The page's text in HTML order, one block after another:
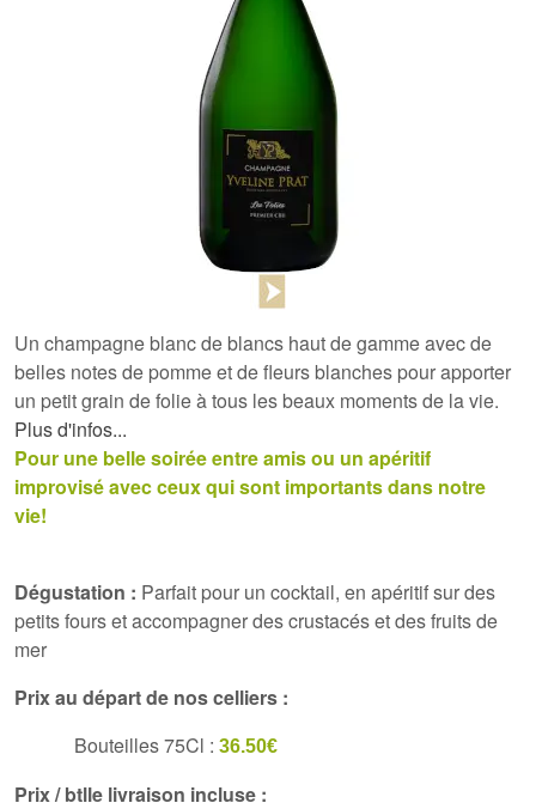
Un champagne blanc de blancs haut de gamme avec de
belles notes de pomme et de fleurs blanches pour apporter
un petit grain de folie à tous les beaux moments de la vie.
Plus d'infos...
Pour une belle soirée entre amis ou un apéritif
improvisé avec ceux qui sont importants dans notre
vie!
Dégustation : Parfait pour un cocktail, en apéritif sur des
petits fours et accompagner des crustacés et des fruits de
mer
Prix au départ de nos celliers :
Bouteilles 75Cl : 36.50€
Prix / btlle livraison incluse :